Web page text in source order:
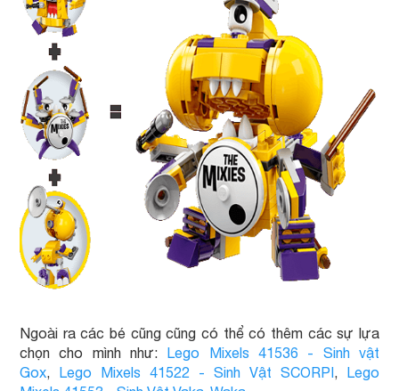
Ngoài ra các bé cũng cũng có thể có thêm các sự lựa
chọn cho mình như: Lego Mixels 41536 - Sinh vật
Gox, Lego Mixels 41522 - Sinh Vật SCORPI, Lego